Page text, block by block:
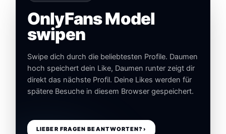
OnlyFans Model
swipen
Swipe dich durch die beliebtesten Profile. Daumen
hoch speichert dein Like, Daumen runter zeigt dir
direkt das nächste Profil. Deine Likes werden für
spätere Besuche in diesem Browser gespeichert.
LIEBER FRAGEN BEANTWORTEN? ›
♥
M
i
a
C
a
n
y